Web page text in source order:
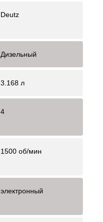
Deutz
Дизельный
3.168 л
4
1500 об/мин
электронный